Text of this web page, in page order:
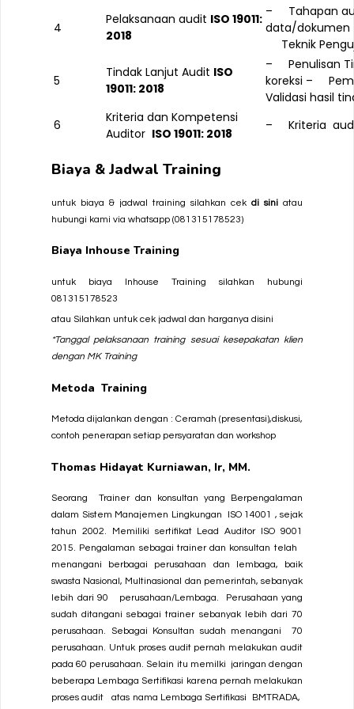
4
Pelaksanaan audit ISO 19011:
2018
– Tahapan
data/dokumen
Teknik
5
Tindak Lanjut Audit ISO
19011: 2018
– Penulisan
koreksi –
Validasi hasil
6
Kriteria dan Kompetensi
Auditor ISO 19011: 2018
– Kriteria
Biaya & Jadwal Training
untuk biaya & jadwal training silahkan cek di sini atau
hubungi kami via whatsapp (081315178523)
Biaya Inhouse Training
untuk biaya Inhouse Training silahkan hubungi
081315178523
atau Silahkan untuk cek jadwal dan harganya disini
*Tanggal pelaksanaan training sesuai kesepakatan klien
dengan MK Training
Metoda Training
Metoda dijalankan dengan : Ceramah (presentasi),diskusi,
contoh penerapan setiap persyaratan dan workshop
Thomas Hidayat Kurniawan, Ir, MM.
Seorang Trainer dan konsultan yang Berpengalaman
dalam Sistem Manajemen Lingkungan ISO 14001 , sejak
tahun 2002. Memiliki sertifikat Lead Auditor ISO 9001
2015. Pengalaman sebagai trainer dan konsultan telah
menangani berbagai perusahaan dan lembaga, baik
swasta Nasional, Multinasional dan pemerintah, sebanyak
lebih dari 90 perusahaan/Lembaga. Perusahaan yang
sudah ditangani sebagai trainer sebanyak lebih dari 70
perusahaan. Sebagai Konsultan sudah menangani 70
perusahaan. Untuk proses audit pernah melakukan audit
pada 60 perusahaan. Selain itu memilki jaringan dengan
beberapa Lembaga Sertifikasi karena pernah melakukan
proses audit atas nama Lembaga Sertifikasi BMTRADA,